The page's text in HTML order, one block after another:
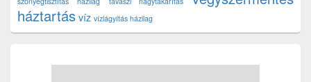
háztartás víz vízlágyítás házilag